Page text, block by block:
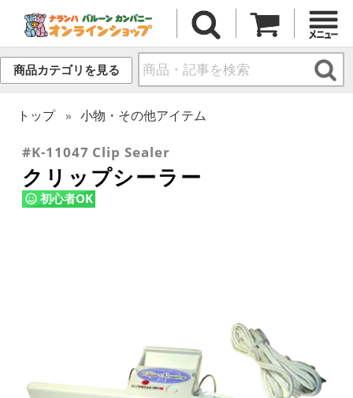
商品カテゴリを見る
トップ 小物・その他アイテム
#K-11047 Clip Sealer
クリップシーラー
初心者OK